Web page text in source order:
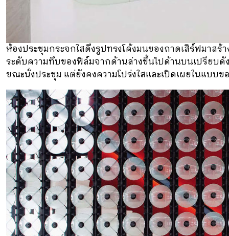
ห้องประชุมกระจกใสดึงรูปทรงโค้งมนของถาดเสิร์ฟมาสร้
ระดับความทึบของฟิล์มจากด้านล่างขึ้นไปด้านบนเปรียบดั
ขณะนั่งประชุม แต่ยังคงความโปร่งใสและเปิดเผยในแบบข